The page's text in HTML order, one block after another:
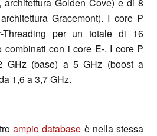
Gracemont). I core P
Threading per un totale di 16
combinati con i core E-. I core P
GHz (base) a 5 GHz (boost a
1,6 a 3,7 GHz.
ampio database è nella stessa